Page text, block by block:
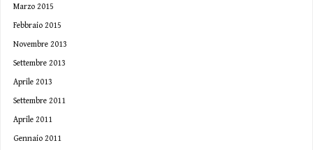
Marzo 2015
Febbraio 2015
Novembre 2013
Settembre 2013
Aprile 2013
Settembre 2011
Aprile 2011
Gennaio 2011